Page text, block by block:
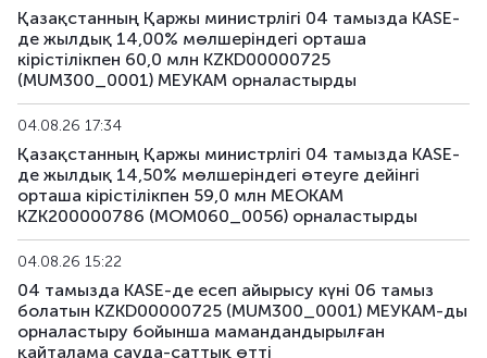
Қазақстанның Қаржы министрлігі 04 тамызда KASE-
де жылдық 14,00% мөлшеріндегі орташа
кірістілікпен 60,0 млн KZKD00000725
(MUM300_0001) МЕУКАМ орналастырды
04.08.26 17:34
Қазақстанның Қаржы министрлігі 04 тамызда KASE-
де жылдық 14,50% мөлшеріндегі өтеуге дейінгі
орташа кірістілікпен 59,0 млн МЕОКАМ
KZK200000786 (MOM060_0056) орналастырды
04.08.26 15:22
04 тамызда KASE-де есеп айырысу күні 06 тамыз
болатын KZKD00000725 (MUM300_0001) МЕУКАМ-ды
орналастыру бойынша мамандандырылған
қайталама сауда-саттық өтті